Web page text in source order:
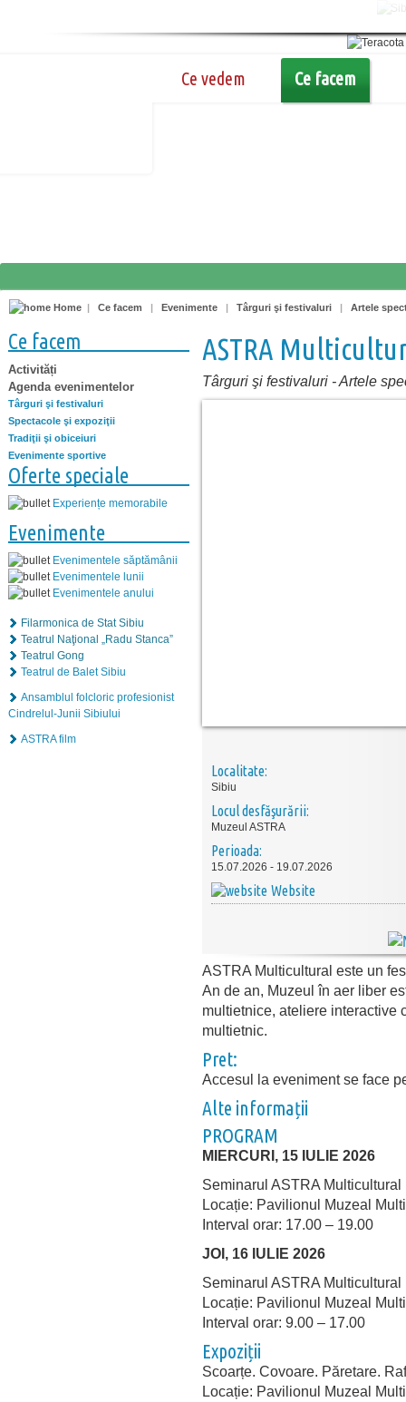
Ce vedem Ce facem
Home | Ce facem | Evenimente | Târguri şi festivaluri | Artele
Ce facem
Activități
Agenda evenimentelor
Târguri şi festivaluri
Spectacole şi expoziţii
Tradiţii şi obiceiuri
Evenimente sportive
Oferte speciale
Experiențe memorabile
Evenimente
Evenimentele săptămânii
Evenimentele lunii
Evenimentele anului
Filarmonica de Stat Sibiu
Teatrul Naţional „Radu Stanca”
Teatrul Gong
Teatrul de Balet Sibiu
Ansamblul folcloric profesionist
Cindrelul-Junii Sibiului
ASTRA film
ASTRA
Târguri şi festivaluri -Artele
Localitate:
Sibiu
Locul desfăşurării:
Muzeul ASTRA
Perioada:
15.07.2026 - 19.07.2026
Website
ASTRA Multicultural este un
An de an, Muzeul în aer liber
multietnice, ateliere interactive
multietnic.
Pret:
Accesul la eveniment se face
Alte informații
PROGRAM
MIERCURI, 15 IULIE 2026
Seminarul ASTRA Multicultural
Locație: Pavilionul Muzeal
Interval orar: 17.00 – 19.00
JOI, 16 IULIE 2026
Seminarul ASTRA Multicultural
Locație: Pavilionul Muzeal
Interval orar: 9.00 – 17.00
Expoziții
Scoarțe. Covoare. Păretare.
Locație: Pavilionul Muzeal